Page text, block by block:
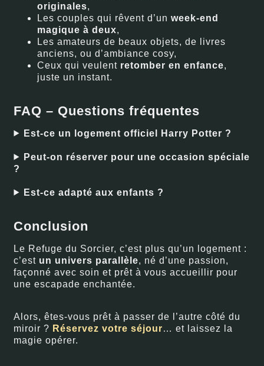
originales,
Les couples qui rêvent d’unweek-end
magique à deux,
Les amateurs de beaux objets, de livres
anciens, ou d’ambiance cosy,
Ceux qui veulent retomber en enfance,
juste un instant.
FAQ – Questions fréquentes
Est-ce un logement officiel Harry Potter ?
Peut-on réserver pour une occasion spéciale
?
Est-ce adapté aux enfants ?
Conclusion
Le Refuge du Sorcier, c’est plus qu’un logement :
c’est un univers parallèle, né d’une passion,
façonné avec soin et prêt à vous accueillir pour
une escapade enchantée.
Alors, êtes-vous prêt à passer de l’autre côté du
miroir ? Réservez votre séjour… et laissez la
magie opérer.